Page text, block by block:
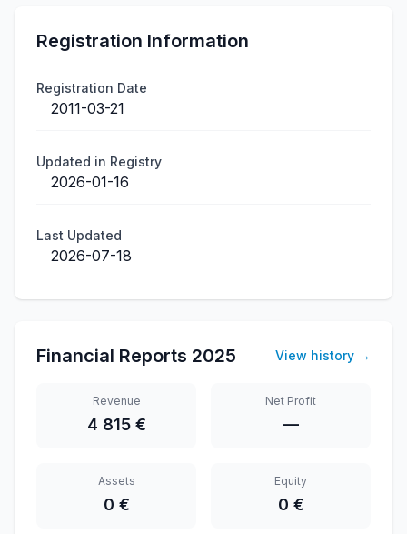
Registration Information
Registration Date
2011-03-21
Updated in Registry
2026-01-16
Last Updated
2026-07-18
Financial Reports 2025 View history →
Revenue
4 815 €
Net Profit
—
Assets
0 €
Equity
0 €